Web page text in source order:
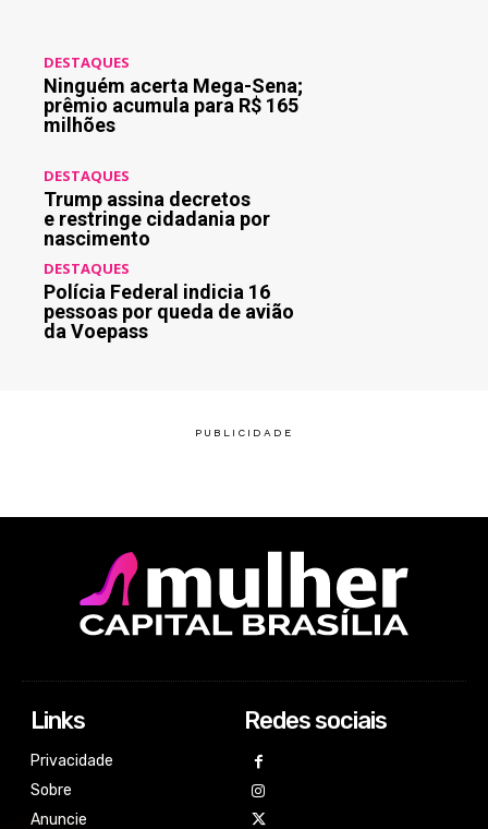
DESTAQUES
Ninguém acerta Mega-Sena;
prêmio acumula para R$ 165
milhões
DESTAQUES
Trump assina decretos
e restringe cidadania por
nascimento
DESTAQUES
Polícia Federal indicia 16
pessoas por queda de avião
da Voepass
Links
Privacidade
Sobre
Anuncie
Redes sociais